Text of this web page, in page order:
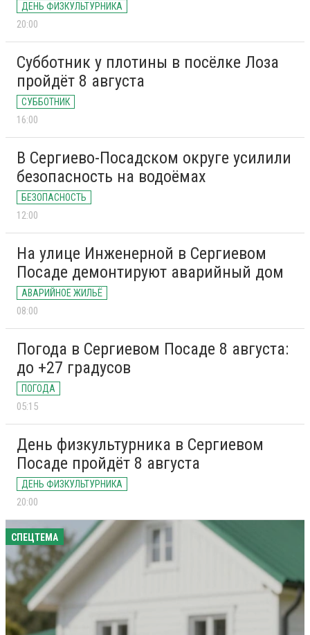
ДЕНЬ ФИЗКУЛЬТУРНИКА
20:00
Субботник у плотины в посёлке Лоза
пройдёт 8 августа
СУББОТНИК
16:00
В Сергиево-Посадском округе усилили
безопасность на водоёмах
БЕЗОПАСНОСТЬ
12:00
На улице Инженерной в Сергиевом
Посаде демонтируют аварийный дом
АВАРИЙНОЕ ЖИЛЬЁ
08:00
Погода в Сергиевом Посаде 8 августа:
до +27 градусов
ПОГОДА
05:15
День физкультурника в Сергиевом
Посаде пройдёт 8 августа
ДЕНЬ ФИЗКУЛЬТУРНИКА
20:00
СПЕЦТЕМА